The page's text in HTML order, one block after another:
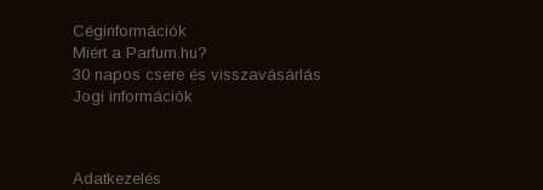
Céginformációk
Miért a Parfum.hu?
30 napos csere és visszavásárlás
Jogi információk
Adatkezelés